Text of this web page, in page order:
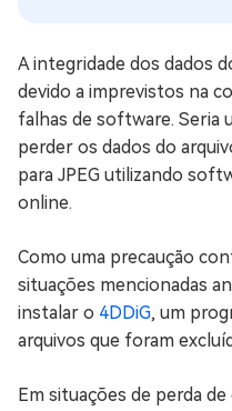
A integridade dos dados
devido a imprevistos na
falhas de software. Seria
perder os dados do
para JPEG utilizando
online.
Como uma precaução
situações mencionadas
instalar o 4DDiG, um
arquivos que foram
Em situações de perda